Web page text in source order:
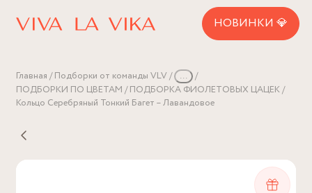
НОВИНКИ 💎
Главная Подборки от команды VLV
...
ПОДБОРКИ ПО ЦВЕТАМ
ПОДБОРКА ФИОЛЕТОВЫХ ЦАЦЕК
Кольцо Серебряный Тонкий Багет – Лавандовое